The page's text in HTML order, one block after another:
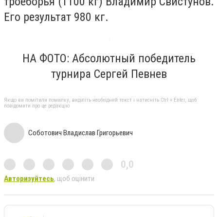
Его результат 980 кг.
НА ФОТО: Абсолютный победитель
турнира Сергей Певнев
Якщо ви помітили помилку, виділіть необхідний текст і натисніть Ctrl + Enter, щоб
повідомити про це редакцію
Соботович Владислав Григорьевич
0,0
Авторизуйтесь, щоб оцінити